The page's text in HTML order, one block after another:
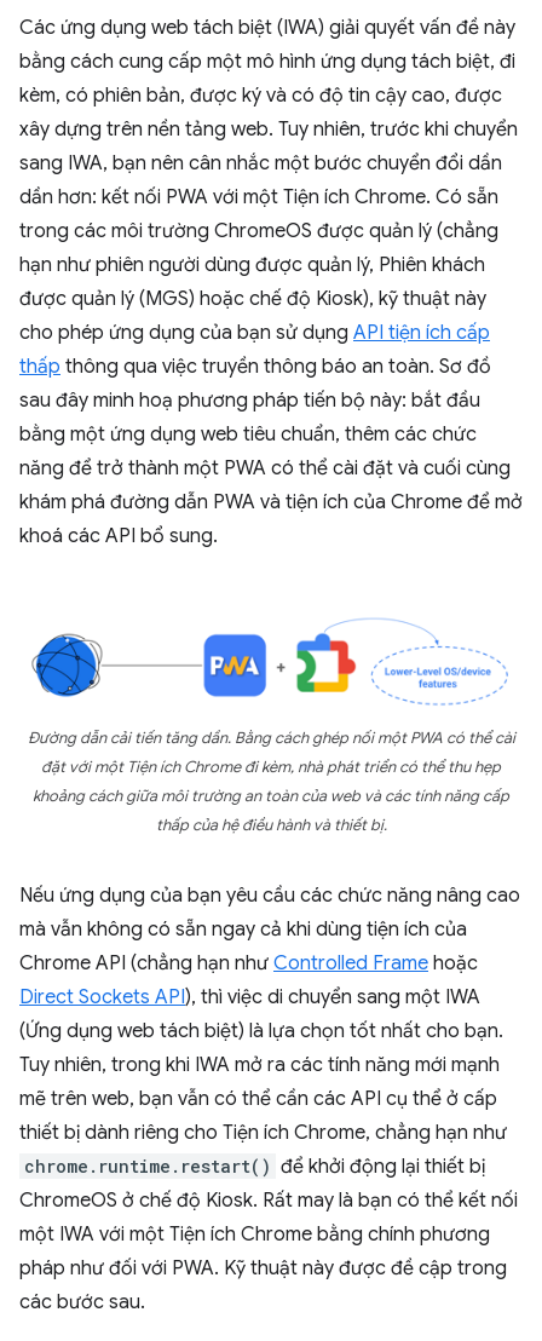
Các ứng dụng web tách biệt (IWA) giải quyết vấn đề này
bằng cách cung cấp một mô hình ứng dụng tách biệt, đi
kèm, có phiên bản, được ký và có độ tin cậy cao, được
xây dựng trên nền tảng web. Tuy nhiên, trước khi chuyển
sang IWA, bạn nên cân nhắc một bước chuyển đổi dần
dần hơn: kết nối PWA với một Tiện ích Chrome. Có sẵn
trong các môi trường ChromeOS được quản lý (chẳng
hạn như phiên người dùng được quản lý, Phiên khách
được quản lý (MGS) hoặc chế độ Kiosk), kỹ thuật này
cho phép ứng dụng của bạn sử dụng API tiện ích cấp
thấp thông qua việc truyền thông báo an toàn. Sơ đồ
sau đây minh hoạ phương pháp tiến bộ này: bắt đầu
bằng một ứng dụng web tiêu chuẩn, thêm các chức
năng để trở thành một PWA có thể cài đặt và cuối cùng
khám phá đường dẫn PWA và tiện ích của Chrome để mở
khoá các API bổ sung.
Đường dẫn cải tiến tăng dần. Bằng cách ghép nối một PWA có thể cài
đặt với một Tiện ích Chrome đi kèm, nhà phát triển có thể thu hẹp
khoảng cách giữa môi trường an toàn của web và các tính năng cấp
thấp của hệ điều hành và thiết bị.
Nếu ứng dụng của bạn yêu cầu các chức năng nâng cao
mà vẫn không có sẵn ngay cả khi dùng tiện ích của
Chrome API (chẳng hạn như Controlled Frame hoặc
Direct Sockets API), thì việc di chuyển sang một IWA
(Ứng dụng web tách biệt) là lựa chọn tốt nhất cho bạn.
Tuy nhiên, trong khi IWA mở ra các tính năng mới mạnh
mẽ trên web, bạn vẫn có thể cần các API cụ thể ở cấp
thiết bị dành riêng cho Tiện ích Chrome, chẳng hạn như
chrome.runtime.restart() để khởi động lại thiết bị
ChromeOS ở chế độ Kiosk. Rất may là bạn có thể kết nối
một IWA với một Tiện ích Chrome bằng chính phương
pháp như đối với PWA. Kỹ thuật này được đề cập trong
các bước sau.